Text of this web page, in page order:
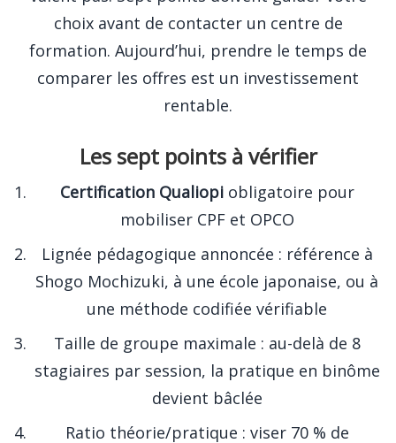
choix avant de contacter un centre de
formation. Aujourd’hui, prendre le temps de
comparer les offres est un investissement
rentable.
Les sept points à vérifier
Certification Qualiopiobligatoire pour
mobiliser CPF et OPCO
Lignée pédagogique annoncée : référence à
Shogo Mochizuki, à une école japonaise, ou à
une méthode codifiée vérifiable
Taille de groupe maximale : au-delà de 8
stagiaires par session, la pratique en binôme
devient bâclée
Ratio théorie/pratique : viser 70 % de